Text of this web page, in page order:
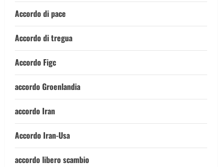
Accordo di pace
Accordo di tregua
Accordo Figc
accordo Groenlandia
accordo Iran
Accordo Iran-Usa
accordo libero scambio